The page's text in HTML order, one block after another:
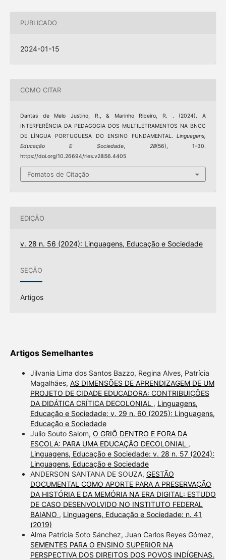
PUBLICADO
2024-01-15
COMO CITAR
Dantas de Melo Justino, R., & Marinho Ribeiro, R. . (2024). A
INTERFERÊNCIA DA PEDAGOGIA DOS MULTILETRAMENTOS NA BNCC
DE LÍNGUA PORTUGUESA DO ENSINO FUNDAMENTAL.Linguagens,
Educação E Sociedade, 28(56), 1–30.
https://doi.org/10.26694/rles.v28i56.4405
Fomatos de Citação
EDIÇÃO
v. 28 n. 56 (2024): Linguagens, Educação e Sociedade
SEÇÃO
Artigos
Artigos Semelhantes
Jilvania Lima dos Santos Bazzo, Regina Alves, Patrícia
Magalhães, AS DIMENSÕES DE APRENDIZAGEM DE UM
PROJETO DE CIDADE EDUCADORA: CONTRIBUIÇÕES
DA DIDÁTICA CRÍTICA DECOLONIAL , Linguagens,
Educação e Sociedade: v. 29 n. 60 (2025): Linguagens,
Educação e Sociedade
Julio Souto Salom, O GRIÔ DENTRO E FORA DA
ESCOLA: PARA UMA EDUCAÇÃO DECOLONIAL ,
Linguagens, Educação e Sociedade: v. 28 n. 57 (2024):
Linguagens, Educação e Sociedade
ANDERSON SANTANA DE SOUZA, GESTÃO
DOCUMENTAL COMO APORTE PARA A PRESERVAÇÃO
DA HISTÓRIA E DA MEMÓRIA NA ERA DIGITAL: ESTUDO
DE CASO DESENVOLVIDO NO INSTITUTO FEDERAL
BAIANO , Linguagens, Educação e Sociedade: n. 41
(2019)
Alma Patricia Soto Sánchez, Juan Carlos Reyes Gómez,
SEMENTES PARA O ENSINO SUPERIOR NA
PERSPECTIVA DOS DIREITOS DOS POVOS INDÍGENAS.